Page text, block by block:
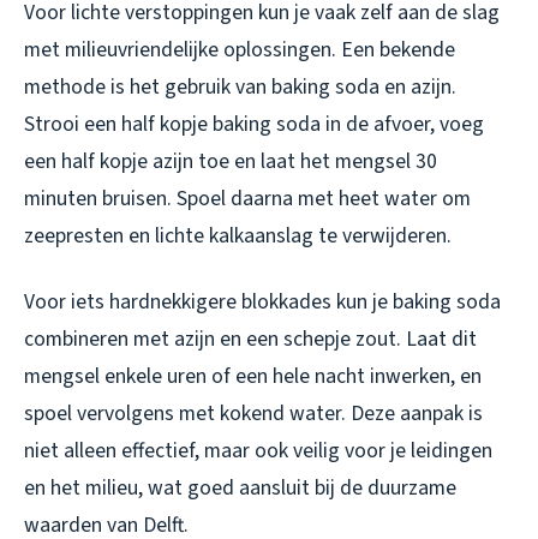
Voor lichte verstoppingen kun je vaak zelf aan de slag
met milieuvriendelijke oplossingen. Een bekende
methode is het gebruik van baking soda en azijn.
Strooi een half kopje baking soda in de afvoer, voeg
een half kopje azijn toe en laat het mengsel 30
minuten bruisen. Spoel daarna met heet water om
zeepresten en lichte kalkaanslag te verwijderen.
Voor iets hardnekkigere blokkades kun je baking soda
combineren met azijn en een schepje zout. Laat dit
mengsel enkele uren of een hele nacht inwerken, en
spoel vervolgens met kokend water. Deze aanpak is
niet alleen effectief, maar ook veilig voor je leidingen
en het milieu, wat goed aansluit bij de duurzame
waarden van Delft.